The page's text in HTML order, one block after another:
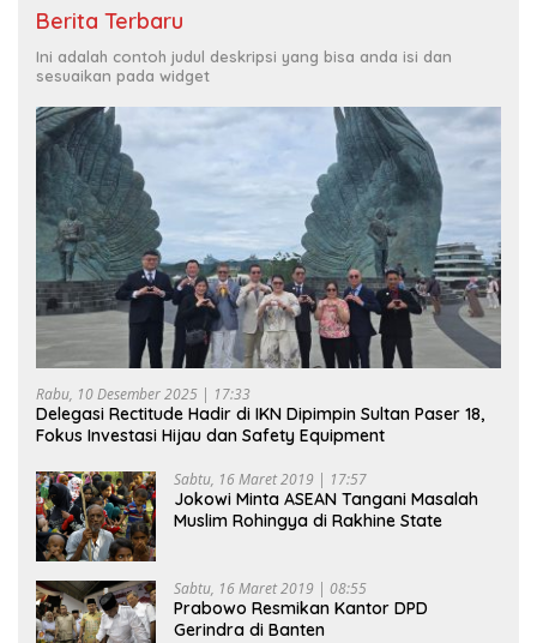
Berita Terbaru
Ini adalah contoh judul deskripsi yang bisa anda isi dan
sesuaikan pada widget
Rabu, 10 Desember 2025 | 17:33
Delegasi Rectitude Hadir di IKN Dipimpin Sultan Paser 18,
Fokus Investasi Hijau dan Safety Equipment
Sabtu, 16 Maret 2019 | 17:57
Jokowi Minta ASEAN Tangani Masalah
Muslim Rohingya di Rakhine State
Sabtu, 16 Maret 2019 | 08:55
Prabowo Resmikan Kantor DPD
Gerindra di Banten